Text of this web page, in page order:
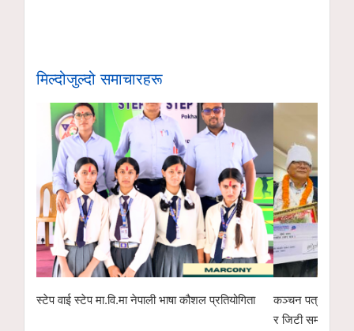
मिल्दोजुल्दो समाचारहरू
स्टेप वाई स्टेप मा.वि.मा नेपाली भाषा कौशल प्रतियोगिता
कञ्चन
र जिटी सम्मानित